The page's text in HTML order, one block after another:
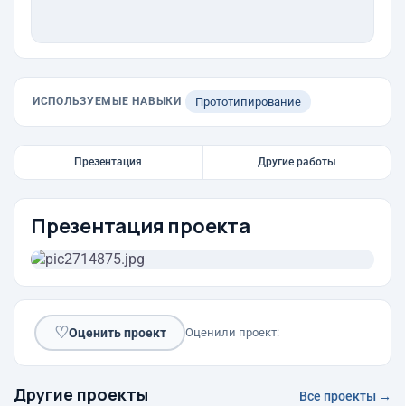
ИСПОЛЬЗУЕМЫЕ НАВЫКИ Прототипирование
Презентация Другие работы
Презентация проекта
♡Оценить проект Оценили проект:
Другие проекты Все проекты →